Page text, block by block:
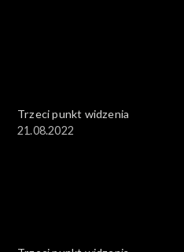
Trzeci punkt widzenia
21.08.2022